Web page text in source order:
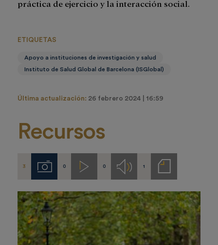
práctica de ejercicio y la interacción social.
ETIQUETAS
Apoyo a instituciones de investigación y salud
Instituto de Salud Global de Barcelona (ISGlobal)
Última actualización: 26 febrero 2024 | 16:59
Recursos
3 Imágenes
0 Videos
0 Audios1
Notas
de
prensa